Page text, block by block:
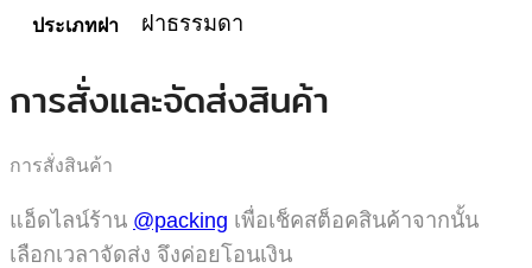
ประเภทฝา ฝาธรรมดา
การสั่งและจัดส่งสินค้า
การสั่งสินค้า
แอ็ดไลน์ร้าน @packing เพื่อเช็คสต็อคสินค้าจากนั้น
เลือกเวลาจัดส่ง จึงค่อยโอนเงิน